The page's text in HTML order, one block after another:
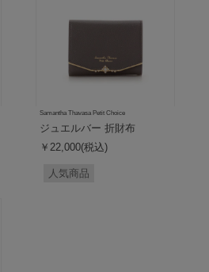
Samantha Thavasa Petit Choice
ジュエルバー 折財布
￥22,000(税込)
人気商品